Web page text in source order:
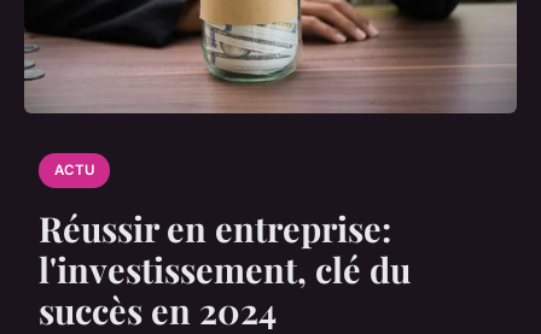
ACTU
Réussir en entreprise:
l'investissement, clé du
succès en 2024